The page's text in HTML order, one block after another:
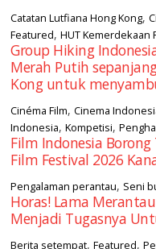
Catatan Lutfiana Hong Kong,
Featured,HUT Kemerdekaan
Group Hiking
Merah Putih
Kong untuk
Cinéma Film,Cinema
Indonesia,Kompetisi,
Film Indonesia
Film Festival 2026
Pengalaman perantau, Seni
Horas! Lama
Menjadi Tugasnya
Berita setempat,Featured,